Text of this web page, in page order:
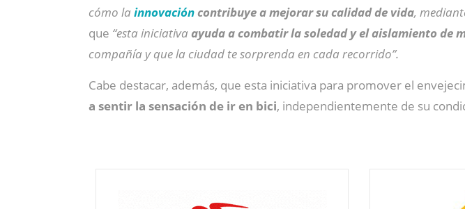
cómo la innovacióncontribuye a mejorar su calidad de vida,
que “esta iniciativa ayuda a combatir la soledad y el aislamiento de
compañía y que la ciudad te sorprenda en cada recorrido”.
Cabe destacar, además, que esta iniciativa para promover el
a sentir la sensación de ir en bici, independientemente de su